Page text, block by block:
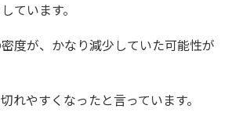
ています。
度が、かなり減少していた可能性が
れやすくなったと言っています。